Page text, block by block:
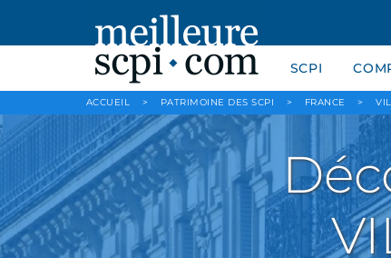
SCPI
ACCUEIL > PATRIMOINE DES SCPI > FRANCE >